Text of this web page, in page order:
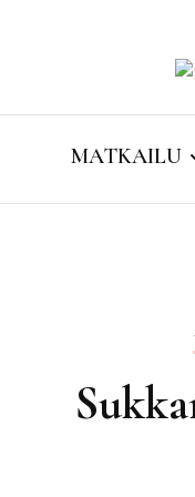
matkablogi
MATKAILU
Iso-Britannia